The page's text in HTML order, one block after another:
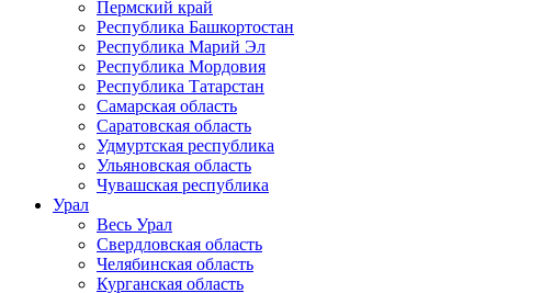
Пермский край
Республика Башкортостан
Республика Марий Эл
Республика Мордовия
Республика Татарстан
Самарская область
Саратовская область
Удмуртская республика
Ульяновская область
Чувашская республика
Урал
Весь Урал
Свердловская область
Челябинская область
Курганская область